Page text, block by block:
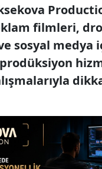
filmleri,
sosyal medya